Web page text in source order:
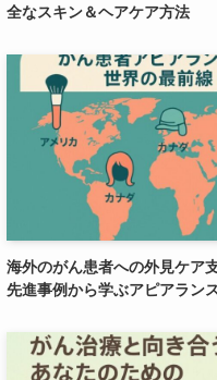
全なスキン＆ヘアケア方法
海外のがん患者への外見ケア
先進事例から学ぶアピアラン